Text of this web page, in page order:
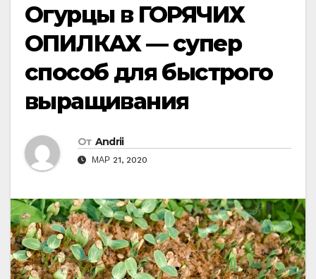
Огурцы в ГОРЯЧИХ
ОПИЛКАХ — супер
способ для быстрого
выращивания
От Andrii
МАР 21, 2020